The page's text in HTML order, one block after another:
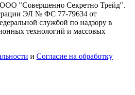
"Совершенно Секретно Трейд".
ЭЛ № ФС 77-79634 от
службой по надзору в
технологий и массовых
и Согласие на обработку